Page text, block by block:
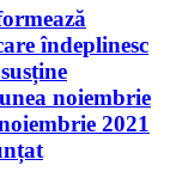
îndeplinesc
noiembrie
2021